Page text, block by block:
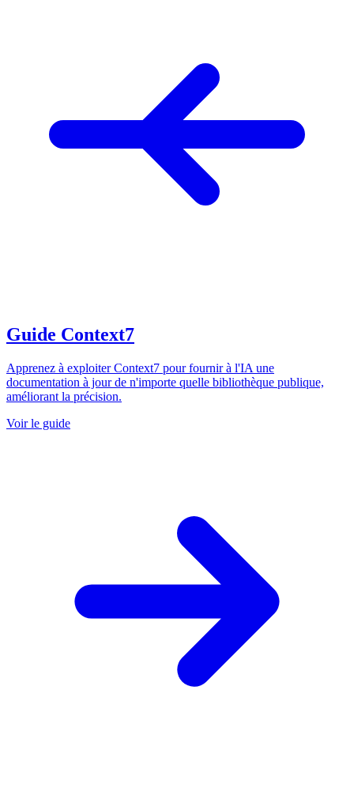
Guide Context7
Apprenez à exploiter Context7 pour fournir à l'IA une
documentation à jour de n'importe quelle bibliothèque publique,
améliorant la précision.
Voir le guide